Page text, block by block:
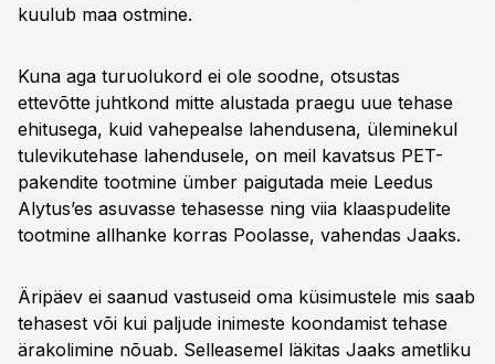
kuulub maa ostmine.
Kuna aga turuolukord ei ole soodne, otsustas
ettevõtte juhtkond mitte alustada praegu uue tehase
ehitusega, kuid vahepealse lahendusena, üleminekul
tulevikutehase lahendusele, on meil kavatsus PET-
pakendite tootmine ümber paigutada meie Leedus
Alytus’es asuvasse tehasesse ning viia klaaspudelite
tootmine allhanke korras Poolasse, vahendas Jaaks.
Äripäev ei saanud vastuseid oma küsimustele mis saab
tehasest või kui paljude inimeste koondamist tehase
ärakolimine nõuab. Selleasemel läkitas Jaaks ametliku